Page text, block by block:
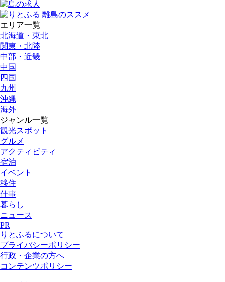
エリア一覧
北海道・東北
関東・北陸
中部・近畿
中国
四国
九州
沖縄
海外
ジャンル一覧
観光スポット
グルメ
アクティビティ
宿泊
イベント
移住
仕事
暮らし
ニュース
PR
りとふるについて
プライバシーポリシー
行政・企業の方へ
コンテンツポリシー